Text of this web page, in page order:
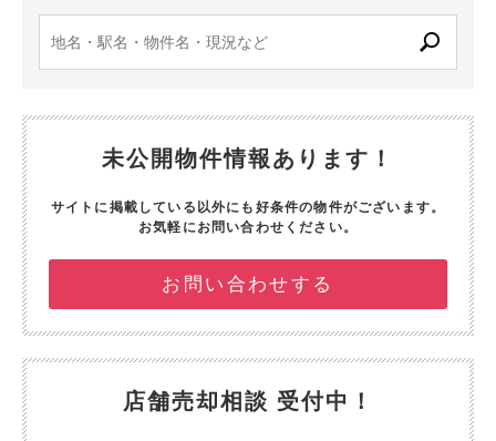
未公開物件情報あります！
サイトに掲載している以外にも好条件の物件がございます。
お気軽にお問い合わせください。
お問い合わせする
店舗売却相談 受付中！